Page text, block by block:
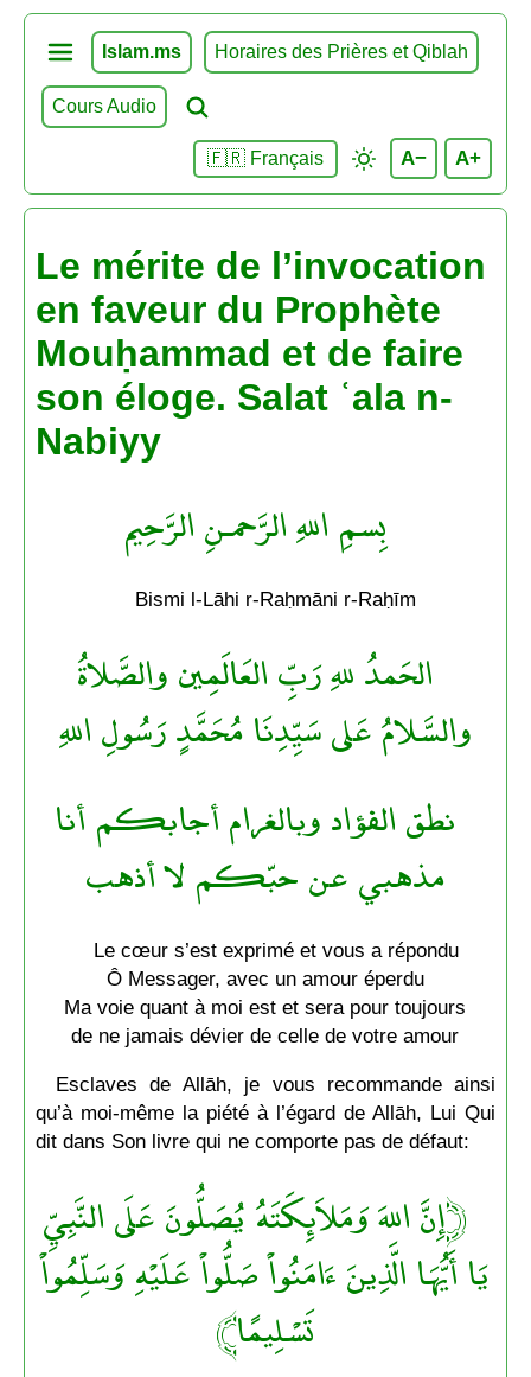
Islam.ms Horaires des Prières et Qiblah
Cours Audio
🇫🇷 Français A− A+
Le mérite de l’invocation
en faveur du Prophète
Mouḥammad et de faire
son éloge. Salat ʿala n-
Nabiyy
بِسمِ اللهِ الرَّحمـنِ الرَّحِيم
Bismi l-Lāhi r-Raḥmāni r-Raḥīm
الحَمدُ للهِ رَبِّ العَالَمِين والصَّلاةُ
والسَّلامُ عَلى سَيِّدِنَا مُحَمَّدٍ رَسُولِ اللهِ
نطق الفؤاد وبالغرام أجابكم أنا
مذهبي عن حبّكم لا أذهب
Le cœur s’est exprimé et vous a répondu
Ô Messager, avec un amour éperdu
Ma voie quant à moi est et sera pour toujours
de ne jamais dévier de celle de votre amour
Esclaves de Allāh, je vous recommande ainsi
qu’à moi-même la piété à l’égard de Allāh, Lui Qui
dit dans Son livre qui ne comporte pas de défaut:
﴿إِنَّ اللهَ وَمَلاَئِكَتَهُ يُصَلُّونَ عَلَى النَّبِيِّ
يَا أَيُّهَا الَّذِينَ ءَامَنُواْ صَلُّواْ عَلَيْهِ وَسَلِّمُواْ
تَسْلِيمًا﴾